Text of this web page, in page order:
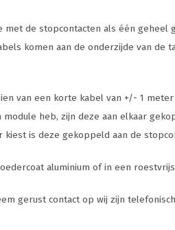
de stopcontacten als één
komen aan de onderzijde van
van een korte kabel van +/- 1
heb, zijn deze aan elkaar
is deze gekoppeld aan de
aluminium of in een
gerust contact op wij zijn